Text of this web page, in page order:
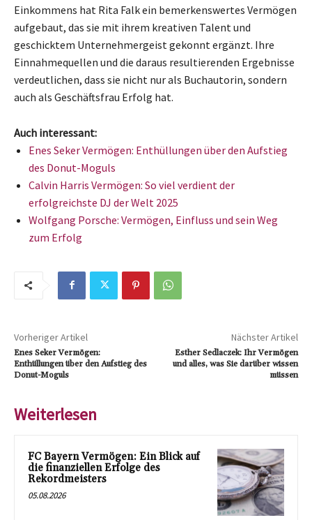
Einkommens hat Rita Falk ein bemerkenswertes Vermögen
aufgebaut, das sie mit ihrem kreativen Talent und
geschicktem Unternehmergeist gekonnt ergänzt. Ihre
Einnahmequellen und die daraus resultierenden Ergebnisse
verdeutlichen, dass sie nicht nur als Buchautorin, sondern
auch als Geschäftsfrau Erfolg hat.
Auch interessant:
Enes Seker Vermögen: Enthüllungen über den Aufstieg
des Donut-Moguls
Calvin Harris Vermögen: So viel verdient der
erfolgreichste DJ der Welt 2025
Wolfgang Porsche: Vermögen, Einfluss und sein Weg
zum Erfolg
Vorheriger Artikel
Enes Seker Vermögen:
Enthüllungen über den Aufstieg des
Donut-Moguls
Nächster Artikel
Esther Sedlaczek: Ihr Vermögen
und alles, was Sie darüber wissen
müssen
Weiterlesen
FC Bayern Vermögen: Ein Blick auf
die finanziellen Erfolge des
Rekordmeisters
05.08.2026